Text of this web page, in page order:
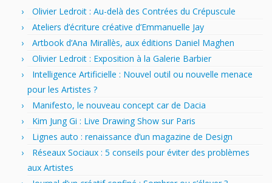
Olivier Ledroit : Au-delà des Contrées du Crépuscule
Ateliers d’écriture créative d’Emmanuelle Jay
Artbook d’Ana Mirallès, aux éditions Daniel Maghen
Olivier Ledroit : Exposition à la Galerie Barbier
Intelligence Artificielle : Nouvel outil ou nouvelle menace
pour les Artistes ?
Manifesto, le nouveau concept car de Dacia
Kim Jung Gi : Live Drawing Show sur Paris
Lignes auto : renaissance d’un magazine de Design
Réseaux Sociaux : 5 conseils pour éviter des problèmes
aux Artistes